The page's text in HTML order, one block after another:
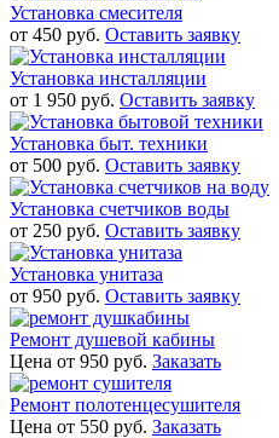
Установка смесителя
от 450 руб. Оставить заявку
Установка инсталляции
от 1 950 руб. Оставить заявку
Установка быт. техники
от 500 руб. Оставить заявку
Установка счетчиков воды
от 250 руб. Оставить заявку
Установка унитаза
от 950 руб. Оставить заявку
Ремонт душевой кабины
Цена от 950 руб. Заказать
Ремонт полотенцесушителя
Цена от 550 руб. Заказать